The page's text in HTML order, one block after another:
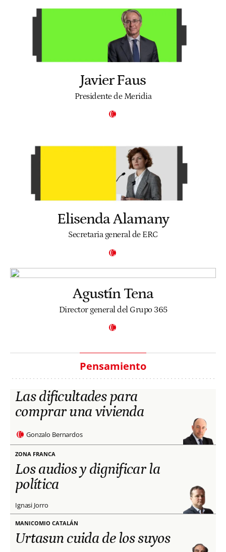
Javier Faus
Presidente de Meridia
Elisenda Alamany
Secretaria general de ERC
Agustín Tena
Director general del Grupo 365
Pensamiento
Las dificultades para
comprar una vivienda
Gonzalo Bernardos
ZONA FRANCA
Los audios y dignificar la
política
Ignasi Jorro
MANICOMIO CATALÁN
Urtasun cuida de los suyos